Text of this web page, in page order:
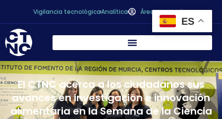
Vigilancia tecnológicaAnalítica Área personal
El CTNC acerca a los ciudadanos sus
avances en investigación e innovación
alimentaria en la Semana de la Ciencia
ES